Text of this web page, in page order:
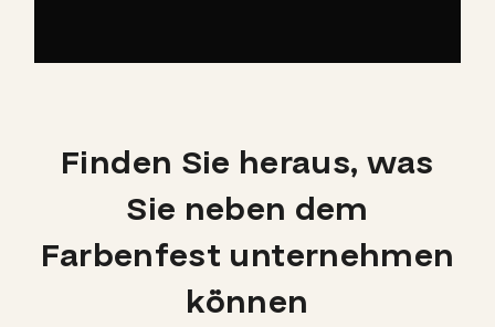
Finden Sie heraus, was
Sie neben dem
Farbenfest unternehmen
können